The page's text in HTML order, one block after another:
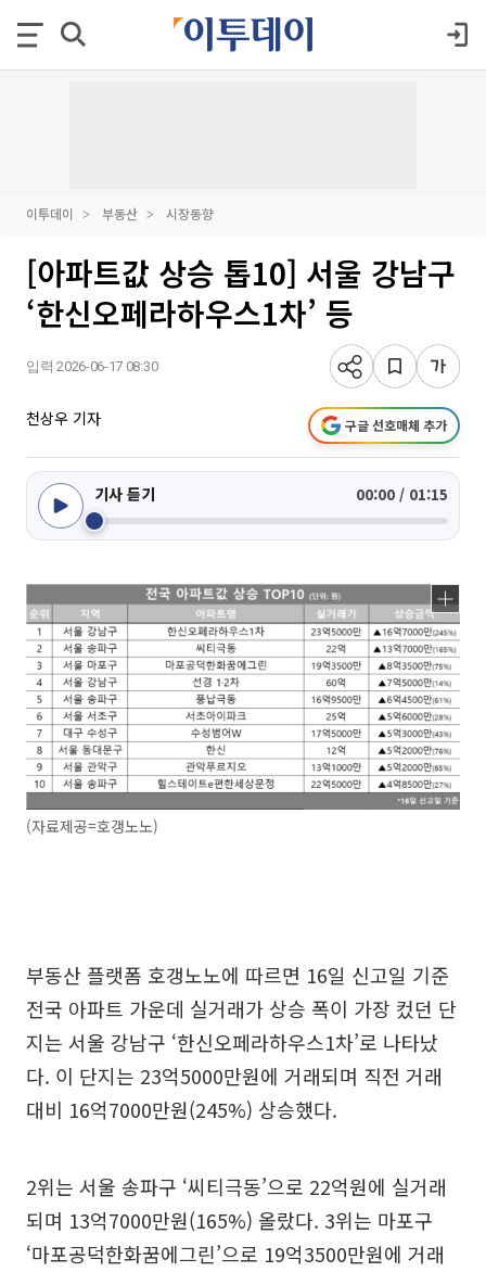
이투데이 부동산 시장동향
[아파트값 상승 톱10] 서울 강남구
‘한신오페라하우스1차’ 등
입력 2026-06-17 08:30
천상우 기자 구글 선호매체 추가
기사 듣기 00:00 / 01:15
(자료제공=호갱노노)
부동산 플랫폼 호갱노노에 따르면 16일 신고일 기준
전국 아파트 가운데 실거래가 상승 폭이 가장 컸던 단
지는 서울 강남구 ‘한신오페라하우스1차’로 나타났
다. 이 단지는 23억5000만원에 거래되며 직전 거래
대비 16억7000만원(245%) 상승했다.
2위는 서울 송파구 ‘씨티극동’으로 22억원에 실거래
되며 13억7000만원(165%) 올랐다. 3위는 마포구
‘마포공덕한화꿈에그린’으로 19억3500만원에 거래